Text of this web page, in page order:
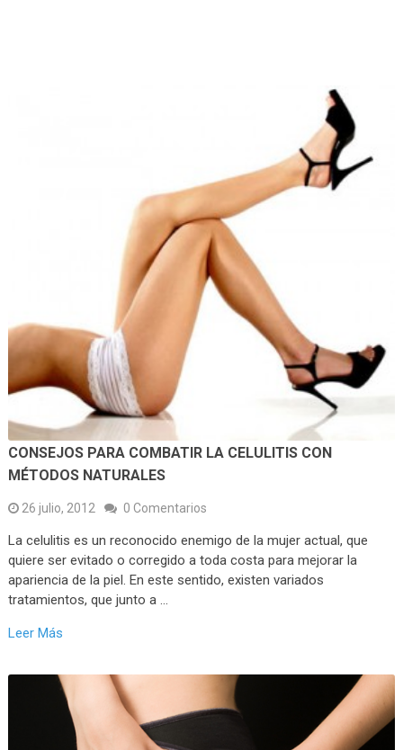
CONSEJOS PARA COMBATIR LA CELULITIS CON
MÉTODOS NATURALES
26 julio, 2012 0 Comentarios
La celulitis es un reconocido enemigo de la mujer actual, que
quiere ser evitado o corregido a toda costa para mejorar la
apariencia de la piel. En este sentido, existen variados
tratamientos, que junto a …
Leer Más